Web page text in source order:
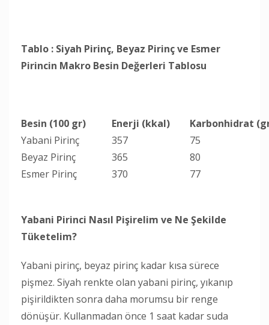
Tablo : Siyah Pirinç, Beyaz Pirinç ve Esmer
Pirincin Makro Besin Değerleri Tablosu
Besin (100 gr) Enerji (kkal)
Karbonhidrat
Yabani Pirinç
357
75
Beyaz Pirinç
365
80
Esmer Pirinç
370 77
Yabani Pirinci Nasıl Pişirelim ve Ne Şekilde
Tüketelim?
Yabani pirinç, beyaz pirinç kadar kısa sürece
pişmez. Siyah renkte olan yabani pirinç, yıkanıp
pişirildikten sonra daha morumsu bir renge
dönüşür. Kullanmadan önce 1 saat kadar suda